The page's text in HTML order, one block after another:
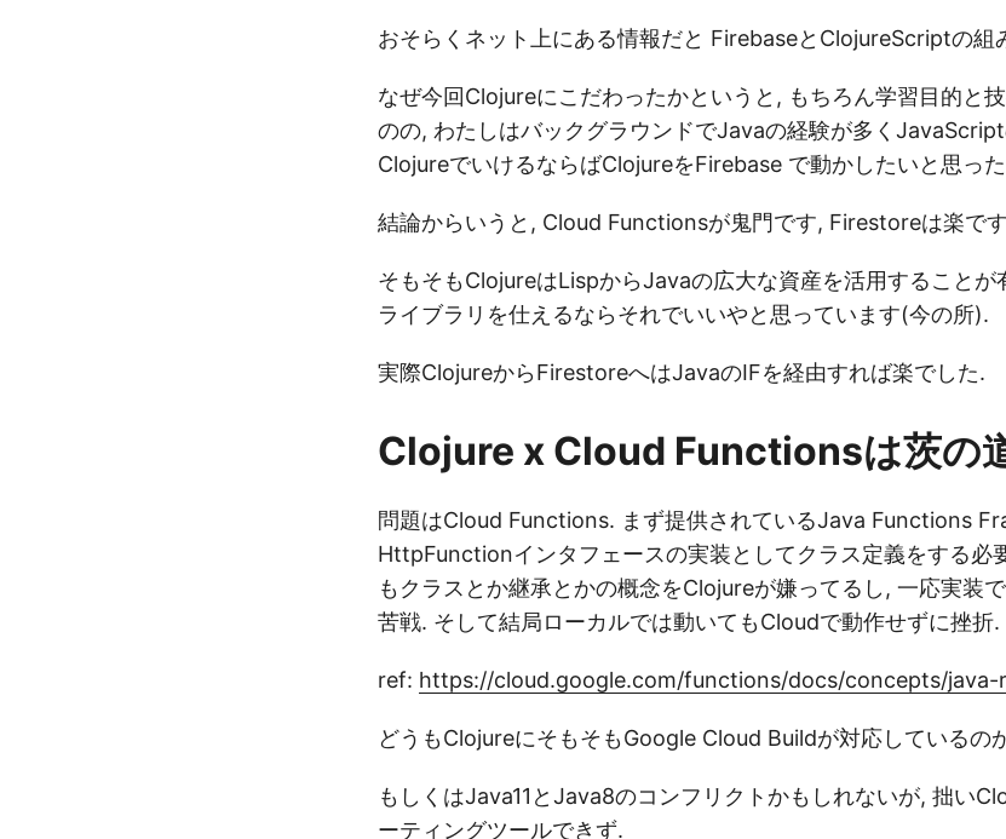
おそらくネット上にある情報だと FirebaseとClojureScriptの組
なぜ今回Clojureにこだわったかというと, もちろん学習目的と
のの, わたしはバックグラウンドでJavaの経験が多く
ClojureでいけるならばClojureをFirebase で動かしたいと思っ
結論からいうと, Cloud Functionsが鬼門です, Firestoreは楽で
そもそもClojureはLispからJavaの広大な資産を活用すること
ライブラリを仕えるならそれでいいやと思っています(今の所).
実際ClojureからFirestoreへはJavaのIFを経由すれば楽でした.
Clojure x Cloud Functionsは茨の
問題はCloud Functions. まず提供されているJava Functions
HttpFunctionインタフェースの実装としてクラス定義をする必
もクラスとか継承とかの概念をClojureが嫌ってるし, 一応実装
苦戦. そして結局ローカルでは動いてもCloudで動作せずに挫折.
ref: https://cloud.google.com/functions/docs/concepts/java-
どうもClojureにそもそもGoogle Cloud Buildが対応しているの
もしくはJava11とJava8のコンフリクトかもしれないが, 拙い
ーティングツールできず.